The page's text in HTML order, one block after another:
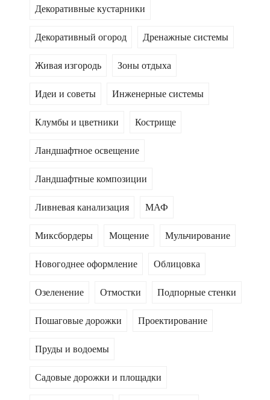
Декоративные кустарники
Декоративный огород Дренажные системы
Живая изгородь Зоны отдыха
Идеи и советы Инженерные системы
Клумбы и цветники Кострище
Ландшафтное освещение
Ландшафтные композиции
Ливневая канализация МАФ
Миксбордеры Мощение Мульчирование
Новогоднее оформление Облицовка
Озеленение Отмостки Подпорные стенки
Пошаговые дорожки Проектирование
Пруды и водоемы
Садовые дорожки и площадки